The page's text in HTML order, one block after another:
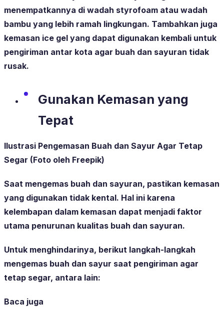
menempatkannya di wadah styrofoam atau wadah
bambu yang lebih ramah lingkungan. Tambahkan juga
kemasan ice gel yang dapat digunakan kembali untuk
pengiriman antar kota agar buah dan sayuran tidak
rusak.
Gunakan Kemasan yang
Tepat
Ilustrasi Pengemasan Buah dan Sayur Agar Tetap
Segar (Foto oleh Freepik)
Saat mengemas buah dan sayuran, pastikan kemasan
yang digunakan tidak kental. Hal ini karena
kelembapan dalam kemasan dapat menjadi faktor
utama penurunan kualitas buah dan sayuran.
Untuk menghindarinya, berikut langkah-langkah
mengemas buah dan sayur saat pengiriman agar
tetap segar, antara lain:
Baca juga